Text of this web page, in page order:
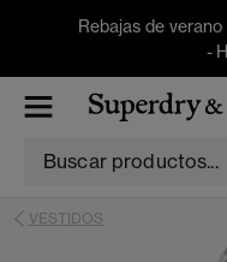
Rebajas de
-
VESTIDOS